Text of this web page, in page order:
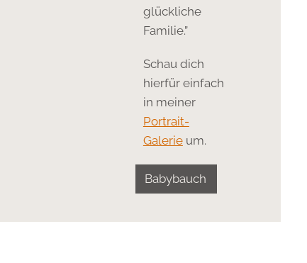
glückliche
Familie.”
Schau dich
hierfür einfach
in meiner
Portrait-
Galerieum.
Babybauch